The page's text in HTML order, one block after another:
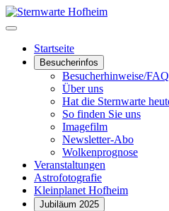
Startseite
Besucherinfos
Besucherhinweise/FAQ
Über uns
Hat die Sternwarte
So finden Sie uns
Imagefilm
Newsletter-Abo
Wolkenprognose
Veranstaltungen
Astrofotografie
Kleinplanet Hofheim
Jubiläum 2025